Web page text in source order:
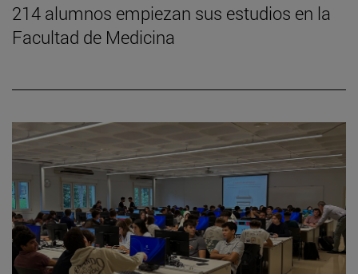
214 alumnos empiezan sus estudios en la
Facultad de Medicina